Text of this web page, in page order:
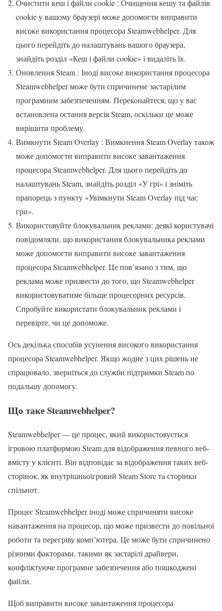
Очистити кеш і файли cookie : Очищення кешу та файлів
cookie у вашому браузері може допомогти виправити
високе використання процесора Steamwebhelper. Для
цього перейдіть до налаштувань вашого браузера,
знайдіть розділ «Кеш і файли cookie» і видаліть їх.
Оновлення Steam : Іноді високе використання процесора
Steamwebhelper може бути спричинене застарілим
програмним забезпеченням. Переконайтеся, що у вас
встановлена остання версія Steam, оскільки це може
вирішити проблему.
Вимкнути Steam Overlay : Вимкнення Steam Overlay також
може допомогти виправити високе завантаження
процесора Steamwebhelper. Для цього перейдіть до
налаштувань Steam, знайдіть розділ «У грі» і зніміть
прапорець з пункту «Увімкнути Steam Overlay під час
гри».
Використовуйте блокувальник реклами: деякі користувачі
повідомляли, що використання блокувальника реклами
може допомогти виправити високе завантаження
процесора Steamwebhelper. Це пов’язано з тим, що
реклама може призвести до того, що Steamwebhelper
використовуватиме більше процесорних ресурсів.
Спробуйте використати блокувальник реклами і
перевірте, чи це допоможе.
Ось декілька способів усунення високого використання
процесора Steamwebhelper. Якщо жодне з цих рішень не
спрацювало, зверніться до служби підтримки Steam по
подальшу допомогу.
Що таке Steamwebhelper?
Steamwebhelper — це процес, який використовується
ігровою платформою Steam для відображення певного веб-
вмісту у клієнті. Він відповідає за відображення таких веб-
сторінок, як внутрішньоігровий Steam Store та сторінки
спільнот.
Процес Steamwebhelper іноді може спричиняти високе
навантаження на процесор, що може призвести до повільної
роботи та перегріву комп’ютера. Це може бути спричинено
різними факторами, такими як застарілі драйвери,
конфліктуюче програмне забезпечення або пошкоджені
файли.
Щоб виправити високе завантаження процесора